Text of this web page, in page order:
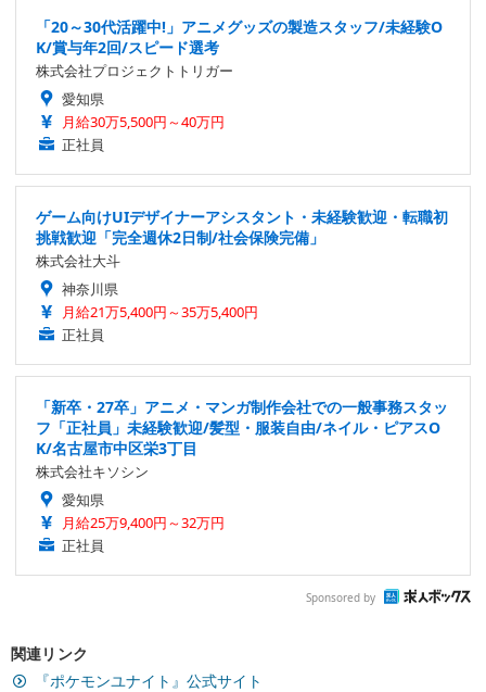
「20～30代活躍中!」アニメグッズの製造スタッフ/未経験O
K/賞与年2回/スピード選考
株式会社プロジェクトトリガー
愛知県
月給30万5,500円～40万円
正社員
ゲーム向けUIデザイナーアシスタント・未経験歓迎・転職初
挑戦歓迎「完全週休2日制/社会保険完備」
株式会社大斗
神奈川県
月給21万5,400円～35万5,400円
正社員
「新卒・27卒」アニメ・マンガ制作会社での一般事務スタッ
フ「正社員」未経験歓迎/髪型・服装自由/ネイル・ピアスO
K/名古屋市中区栄3丁目
株式会社キソシン
愛知県
月給25万9,400円～32万円
正社員
Sponsored by
関連リンク
『ポケモンユナイト』公式サイト